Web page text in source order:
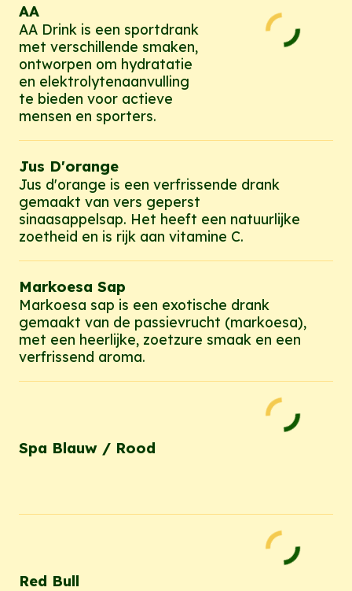
AA
AA Drink is een sportdrank
met verschillende smaken,
ontworpen om hydratatie
en elektrolytenaanvulling
te bieden voor actieve
mensen en sporters.
Jus D'orange
Jus d'orange is een verfrissende drank
gemaakt van vers geperst
sinaasappelsap. Het heeft een natuurlijke
zoetheid en is rijk aan vitamine C.
Markoesa Sap
Markoesa sap is een exotische drank
gemaakt van de passievrucht (markoesa),
met een heerlijke, zoetzure smaak en een
verfrissend aroma.
Spa Blauw / Rood
Red Bull